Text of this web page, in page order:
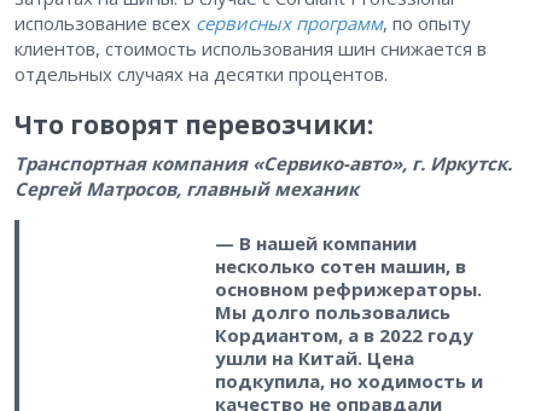
использование всех сервисных программ, по опыту
клиентов, стоимость использования шин снижается в
отдельных случаях на десятки процентов.
Что говорят перевозчики:
Транспортная компания «Сервико-авто», г. Иркутск.
Сергей Матросов, главный механик
— В нашей компании
несколько сотен машин, в
основном рефрижераторы.
Мы долго пользовались
Кордиантом, а в 2022 году
ушли на Китай. Цена
подкупила, но ходимость и
качество не оправдали